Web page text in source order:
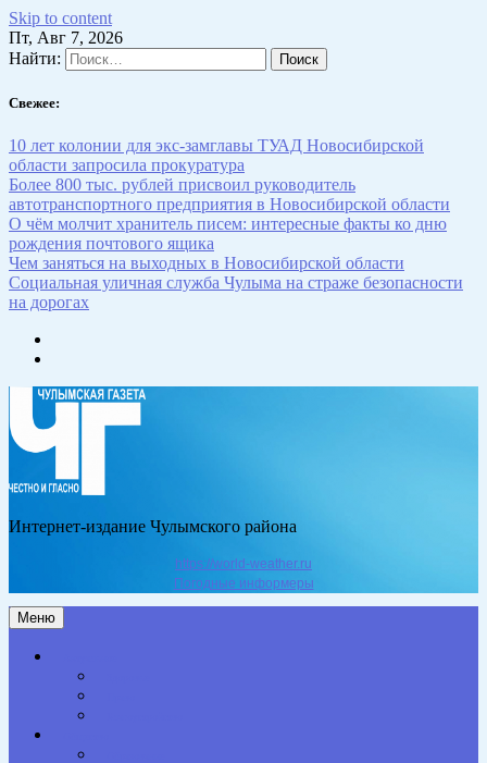
Skip to content
Пт, Авг 7, 2026
Найти:
Свежее:
10 лет колонии для экс-замглавы ТУАД Новосибирской
области запросила прокуратура
Более 800 тыс. рублей присвоил руководитель
автотранспортного предприятия в Новосибирской области
О чём молчит хранитель писем: интересные факты ко дню
рождения почтового ящика
Чем заняться на выходных в Новосибирской области
Социальная уличная служба Чулыма на страже безопасности
на дорогах
Интернет-издание Чулымского района
https://world-weather.ru
Погодные информеры
Меню